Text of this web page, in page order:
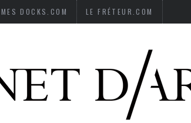
MES DOCKS.COM LE FRÉTEUR.COM